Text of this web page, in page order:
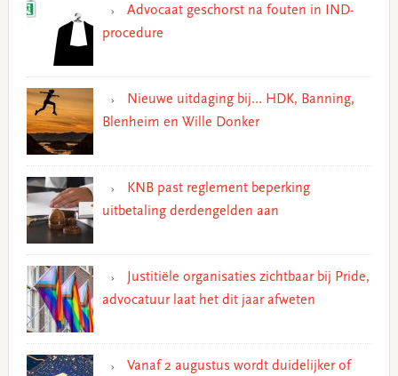
Advocaat geschorst na fouten in IND-
procedure
Nieuwe uitdaging bij… HDK, Banning,
Blenheim en Wille Donker
KNB past reglement beperking
uitbetaling derdengelden aan
Justitiële organisaties zichtbaar bij Pride,
advocatuur laat het dit jaar afweten
Vanaf 2 augustus wordt duidelijker of